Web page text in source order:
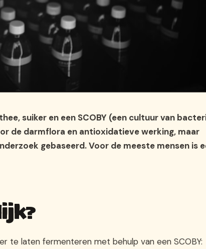
suiker en een SCOBY (een cultuur van
de darmflora en antioxidatieve werking, maar
gebaseerd. Voor de meeste mensen is
te laten fermenteren met behulp van een SCOBY: